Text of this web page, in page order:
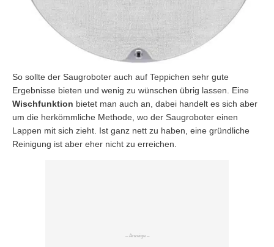
So sollte der Saugroboter auch auf Teppichen sehr gute
Ergebnisse bieten und wenig zu wünschen übrig lassen. Eine
Wischfunktion bietet man auch an, dabei handelt es sich aber
um die herkömmliche Methode, wo der Saugroboter einen
Lappen mit sich zieht. Ist ganz nett zu haben, eine gründliche
Reinigung ist aber eher nicht zu erreichen.